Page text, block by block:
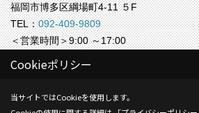
福岡市博多区綱場町4-11 ５F
TEL：092-409-9809
＜営業時間＞9:00 ～17:00
＜定休日＞水曜
Copyright (c) Life-labo. All Rights Reserved.
Cookieポリシー
当サイトではCookieを使用します。